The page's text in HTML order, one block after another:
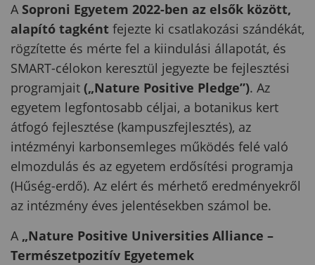
A Soproni Egyetem 2022-ben az elsők között,
alapító tagként fejezte ki csatlakozási szándékát,
rögzítette és mérte fel a kiindulási állapotát, és
SMART-célokon keresztül jegyezte be fejlesztési
programjait („Nature Positive Pledge”). Az
egyetem legfontosabb céljai, a botanikus kert
átfogó fejlesztése (kampuszfejlesztés), az
intézményi karbonsemleges működés felé való
elmozdulás és az egyetem erdősítési programja
(Hűség-erdő). Az elért és mérhető eredményekről
az intézmény éves jelentésekben számol be.
A „Nature Positive Universities Alliance –
Természetpozitív Egyetemek